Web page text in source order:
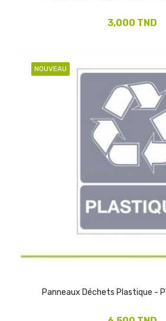
3,000 TND
NOUVEAU
Panneaux Déchets Plastique -